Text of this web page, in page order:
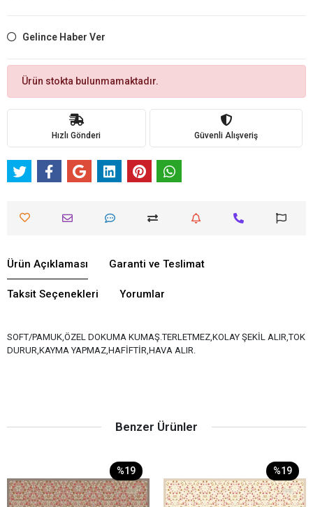
Gelince Haber Ver
Ürün stokta bulunmamaktadır.
Hızlı Gönderi Güvenli Alışveriş
Ürün Açıklaması Garanti ve Teslimat
Taksit Seçenekleri Yorumlar
SOFT/PAMUK,ÖZEL DOKUMA KUMAŞ.TERLETMEZ,KOLAY ŞEKİL ALIR,TOK
DURUR,KAYMA YAPMAZ,HAFİFTİR,HAVA ALIR.
Benzer Ürünler
%19 %19